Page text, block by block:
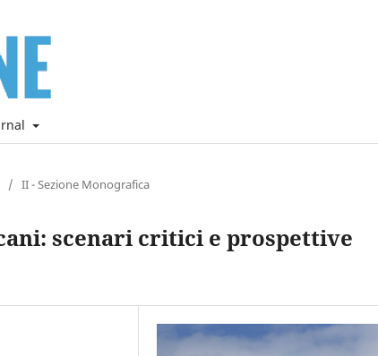
/ II - Sezione Monografica
scenari critici e prospettive